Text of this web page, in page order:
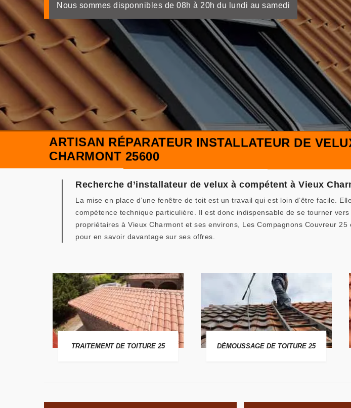
Nous sommes disponnibles de 08h à 20h du lundi au samedi
ARTISAN RÉPARATEUR INSTALLATEUR DE
CHARMONT 25600
Recherche d’installateur de velux à compétent à Vieux
La mise en place d’une fenêtre de toit est un travail qui est loin d’être facile.
compétence technique particulière. Il est donc indispensable de se tourner
propriétaires à Vieux Charmont et ses environs, Les Compagnons Couvreur
pour en savoir davantage sur ses offres.
TRAITEMENT DE TOITURE 25 DÉMOUSSAGE DE TOITURE 25